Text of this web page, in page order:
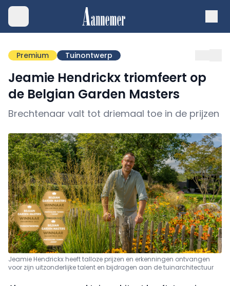
Premium Tuinontwerp
Jeamie Hendrickx triomfeert op
de Belgian Garden Masters
Brechtenaar valt tot driemaal toe in de prijzen
Jeamie Hendrickx heeft talloze prijzen en erkenningen ontvangen
voor zijn uitzonderlijke talent en bijdragen aan de tuinarchitectuur